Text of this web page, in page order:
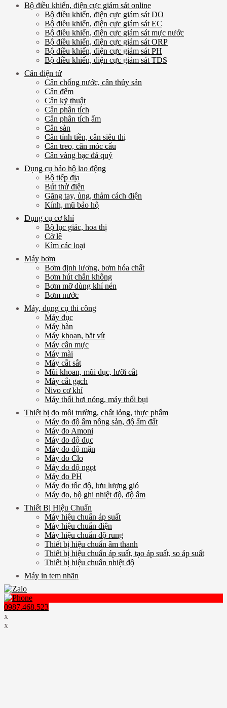
Bộ điều khiển, điện cực giám sát online
Bộ điều khiển, điện cực giám sát DO
Bộ điều khiển, điện cực giám sát EC
Bộ điều khiển, điện cực giám sát mực nước
Bộ điều khiển, điện cực giám sát ORP
Bộ điều khiển, điện cực giám sát PH
Bộ điều khiển, điện cực giám sát TDS
Cân điện tử
Cân chống nước, cân thủy sản
Cân đếm
Cân kỹ thuật
Cân phân tích
Cân phân tích ẩm
Cân sàn
Cân tính tiền, cân siêu thị
Cân treo, cân móc cẩu
Cân vàng bạc đá quý
Dụng cụ bảo hộ lao động
Bộ tiếp địa
Bút thử điện
Găng tay, ủng, thảm cách điện
Kính, mũ bảo hộ
Dụng cụ cơ khí
Bộ lục giác, hoa thị
Cờ lê
Kìm các loại
Máy bơm
Bơm định lượng, bơm hóa chất
Bơm hút chân không
Bơm mỡ dùng khí nén
Bơm nước
Máy, dụng cụ thi công
Máy đục
Máy hàn
Máy khoan, bắt vít
Máy cân mực
Máy mài
Máy cắt sắt
Mũi khoan, mũi đục, lưỡi cắt
Máy cắt gạch
Nivo cơ khí
Máy thổi hơi nóng, máy thổi bụi
Thiết bị đo môi trường, chất lỏng, thực phẩm
Máy đo độ ẩm nông sản, độ ẩm đất
Máy đo Amoni
Máy đo độ đục
Máy đo độ mặn
Máy đo Clo
Máy đo độ ngọt
Máy đo PH
Máy đo tốc độ, lưu lượng gió
Máy đo, bộ ghi nhiệt độ, độ ẩm
Thiết Bị Hiệu Chuẩn
Máy hiệu chuẩn áp suất
Máy hiệu chuẩn điện
Máy hiệu chuẩn độ rung
Thiết bị hiệu chuẩn âm thanh
Thiết bị hiệu chuẩn áp suất, tạo áp suất, so áp suất
Thiết bị hiệu chuẩn nhiệt độ
Máy in tem nhãn
0987.468.523
x
x